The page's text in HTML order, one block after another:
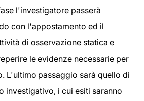
l'investigatore passerà
con l'appostamento ed il
di osservazione statica e
le evidenze necessarie per
L'ultimo passaggio sarà quello di
investigativo, i cui esiti saranno